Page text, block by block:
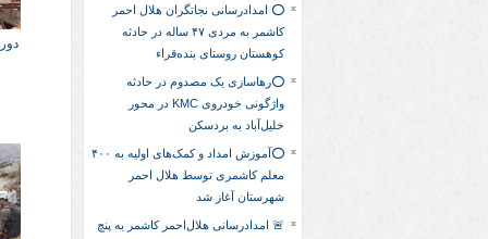
⭕ امدادرسانی نجاتگران هلال احمر
کاشمر به مردی ۴۷ ساله در حادثه
کوهستان روستای بنده‌قراء
⭕رهاسازی یک مصدوم در حادثه
واژگونی خودروی KMC در محور
خلیل‌آباد به بردسکن
⭕آموزش امداد و کمک‌های اولیه به ۴۰۰
معلم کاشمری توسط هلال احمر
شهرستان آغاز شد
🚨 امدادرسانی هلال‌احمر کاشمر به پنچ